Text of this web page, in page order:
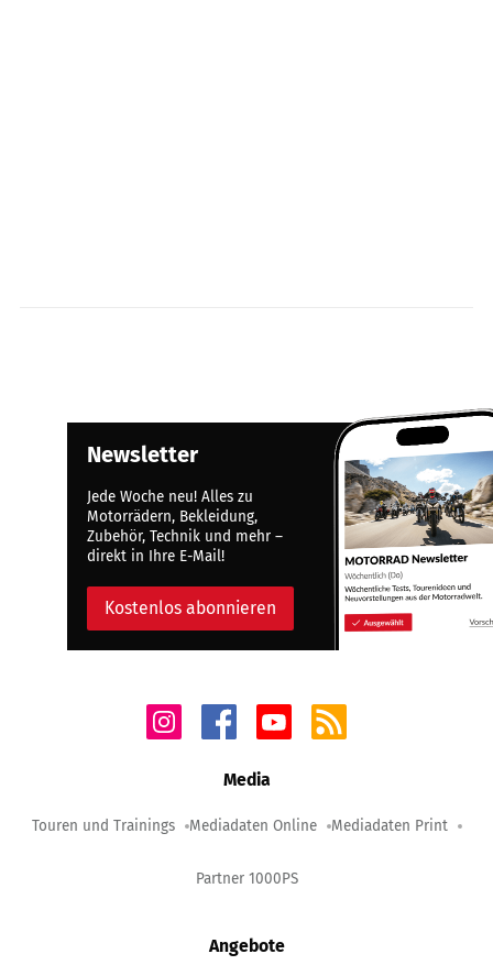
Newsletter
Jede Woche neu! Alles zu
Motorrädern, Bekleidung,
Zubehör, Technik und mehr –
direkt in Ihre E-Mail!
Kostenlos abonnieren
Media
Touren und Trainings Mediadaten Online Mediadaten Print
Partner 1000PS
Angebote